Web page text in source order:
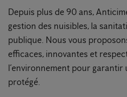
Depuis plus de 90 ans,
gestion des nuisibles, la
publique. Nous vous
efficaces, innovantes et
l’environnement pour garantir
protégé.